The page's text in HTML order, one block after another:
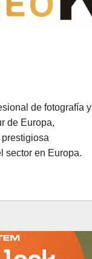
de fotografía y
de Europa,
sector en Europa.